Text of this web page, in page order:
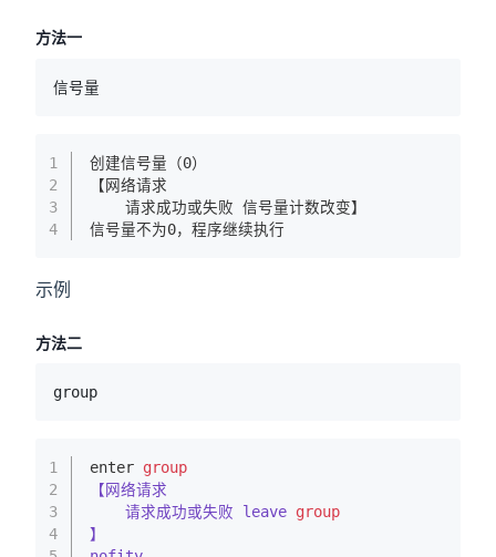
方法一
信号量
1
2
3
4
创建信号量（0）
【网络请求
    请求成功或失败 信号量计数改变】
信号量不为0，程序继续执行
示例
方法二
group
1
2
3
4
enter group
【网络请求
    请求成功或失败 leave
group
】